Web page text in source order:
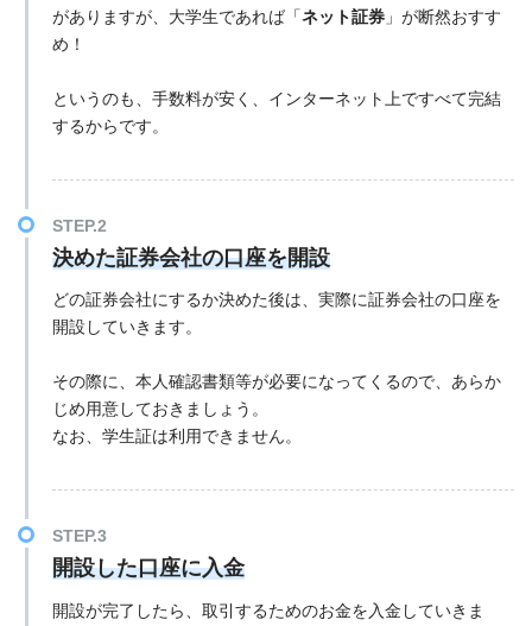
がありますが、大学生であれば「ネット証券」が断然おすす
め！
というのも、手数料が安く、インターネット上ですべて完結
するからです。
決めた証券会社の口座を開設
どの証券会社にするか決めた後は、実際に証券会社の口座を
開設していきます。
その際に、本人確認書類等が必要になってくるので、あらか
じめ用意しておきましょう。
なお、学生証は利用できません。
開設した口座に入金
開設が完了したら、取引するためのお金を入金していきま